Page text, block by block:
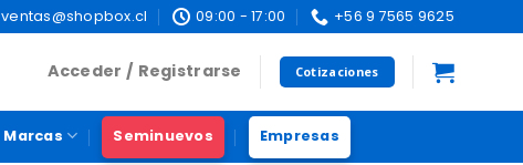
ventas@shopbox.cl 09:00 - 17:00 +56 9 7565 9625
Acceder / Registrarse Cotizaciones
Marcas Seminuevos Empresas